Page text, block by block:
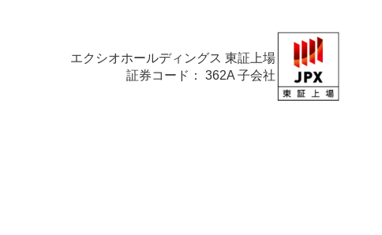
エクシオホールディングス 東証上場
証券コード： 362A 子会社